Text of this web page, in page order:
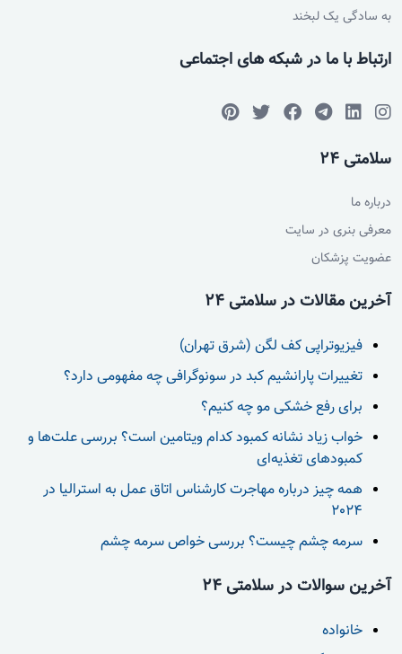
به سادگی یک لبخند
ارتباط با ما در شبکه های اجتماعی
سلامتی 24
درباره ما
معرفی بنری در سایت
عضویت پزشکان
آخرین مقالات در سلامتی 24
فیزیوتراپی کف لگن (شرق تهران)
تغییرات پارانشیم کبد در سونوگرافی چه مفهومی دارد؟
برای رفع خشکی مو چه کنیم؟
خواب زیاد نشانه کمبود کدام ویتامین است؟ بررسی علت‌ها و
کمبودهای تغذیه‌ای
همه چیز درباره مهاجرت کارشناس اتاق عمل به استرالیا در
2024
سرمه چشم چیست؟ بررسی خواص سرمه چشم
آخرین سوالات در سلامتی 24
خانواده